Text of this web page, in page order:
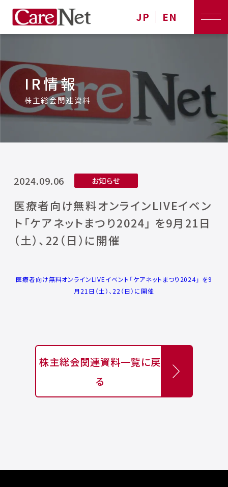
JP EN
IR情報
株主総会関連資料
2024.09.06 お知らせ
医療者向け無料オンラインLIVEイベン
ト「ケアネットまつり2024」 を9月21日
（土）、22（日）に開催
医療者向け無料オンラインLIVEイベント「ケアネットまつり2024」 を9
月21日（土）、22（日）に開催
株主総会関連資料一覧に戻
る